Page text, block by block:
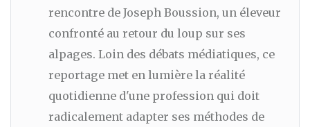
rencontre de Joseph Boussion, un éleveur
confronté au retour du loup sur ses
alpages. Loin des débats médiatiques, ce
reportage met en lumière la réalité
quotidienne d'une profession qui doit
radicalement adapter ses méthodes de